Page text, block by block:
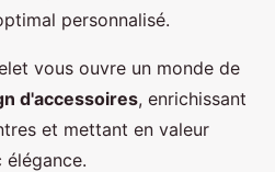
personnalisé.
vous ouvre un monde de
d'accessoires, enrichissant
et mettant en valeur